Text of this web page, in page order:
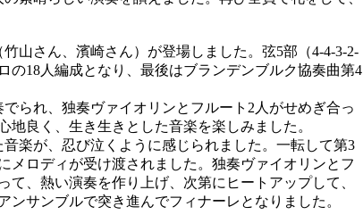
山さん、濱崎さん）が登場しました。弦5部（4-4-3-2-
の18人編成となり、最後はブランデンブルク協奏曲第4
られ、独奏ヴァイオリンとフルート2人がせめぎ合っ
良く、生き生きとした音楽を楽しみました。
楽が、忍び泣くように感じられました。一転して第3
メロディが受け渡されました。独奏ヴァイオリンとフ
、熱い演奏を作り上げ、次第にヒートアップして、
サンブルで突き進んでフィナーレとなりました。